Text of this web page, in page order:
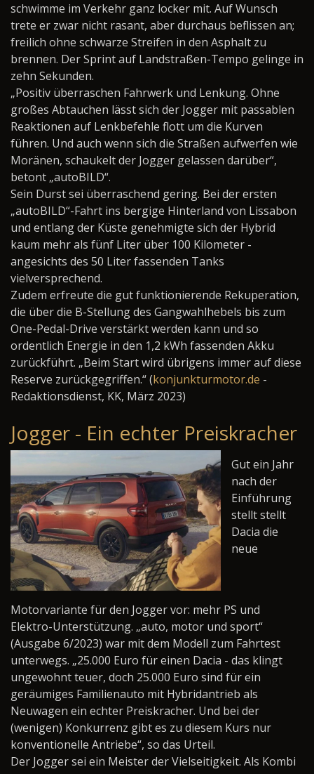
schwimme im Verkehr ganz locker mit. Auf Wunsch
trete er zwar nicht rasant, aber durchaus beflissen an;
freilich ohne schwarze Streifen in den Asphalt zu
brennen. Der Sprint auf Landstraßen-Tempo gelinge in
zehn Sekunden.
„Positiv überraschen Fahrwerk und Lenkung. Ohne
großes Abtauchen lässt sich der Jogger mit passablen
Reaktionen auf Lenkbefehle flott um die Kurven
führen. Und auch wenn sich die Straßen aufwerfen wie
Moränen, schaukelt der Jogger gelassen darüber“,
betont „autoBILD“.
Sein Durst sei überraschend gering. Bei der ersten
„autoBILD“-Fahrt ins bergige Hinterland von Lissabon
und entlang der Küste genehmigte sich der Hybrid
kaum mehr als fünf Liter über 100 Kilometer -
angesichts des 50 Liter fassenden Tanks
vielversprechend.
Zudem erfreute die gut funktionierende Rekuperation,
die über die B-Stellung des Gangwahlhebels bis zum
One-Pedal-Drive verstärkt werden kann und so
ordentlich Energie in den 1,2 kWh fassenden Akku
zurückführt. „Beim Start wird übrigens immer auf diese
Reserve zurückgegriffen.“ (konjunkturmotor.de -
Redaktionsdienst, KK, März 2023)
Jogger - Ein echter Preiskracher
Gut ein Jahr
nach der
Einführung
stellt stellt
Dacia die
neue
Motorvariante für den Jogger vor: mehr PS und
Elektro-Unterstützung. „auto, motor und sport“
(Ausgabe 6/2023) war mit dem Modell zum Fahrtest
unterwegs. „25.000 Euro für einen Dacia - das klingt
ungewohnt teuer, doch 25.000 Euro sind für ein
geräumiges Familienauto mit Hybridantrieb als
Neuwagen ein echter Preiskracher. Und bei der
(wenigen) Konkurrenz gibt es zu diesem Kurs nur
konventionelle Antriebe“, so das Urteil.
Der Jogger sei ein Meister der Vielseitigkeit. Als Kombi